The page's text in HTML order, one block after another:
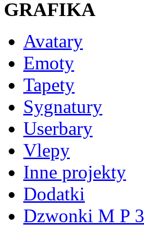
GRAFIKA
Avatary
Emoty
Tapety
Sygnatury
Userbary
Vlepy
Inne projekty
Dodatki
Dzwonki M P 3